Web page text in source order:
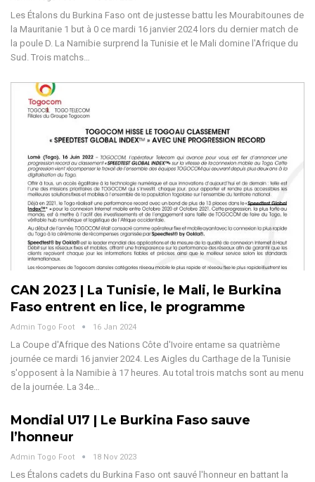
Les Étalons du Burkina Faso ont de justesse battu les Mourabitounes de
la Mauritanie 1 but à 0 ce mardi 16 janvier 2024 lors du dernier match de
la poule D. La Namibie surprend la Tunisie et le Mali domine l'Afrique du
Sud. Trois matchs…
CAN 2023 | La Tunisie, le Mali, le Burkina
Faso entrent en lice, le programme
Admin Togo Foot 16 Jan 2024
La Coupe d'Afrique des Nations Côte d'Ivoire entame sa quatrième
journée ce mardi 16 janvier 2024. Les Aigles du Carthage de la Tunisie
s'opposent à la Namibie à 17 heures. Au total trois matchs sont au menu
de la journée. La 34e…
Mondial U17 | Le Burkina Faso sauve
l’honneur
Admin Togo Foot 18 Nov 2023
Les Étalons cadets du Burkina Faso ont sauvé l'honneur en battant la